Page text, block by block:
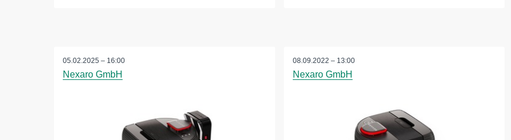
05.02.2025 – 16:00
Nexaro GmbH
08.09.2022 – 13:00
Nexaro GmbH